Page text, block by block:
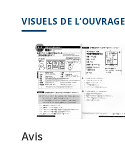
VISUELS DE L’OUVRAGE
Avis